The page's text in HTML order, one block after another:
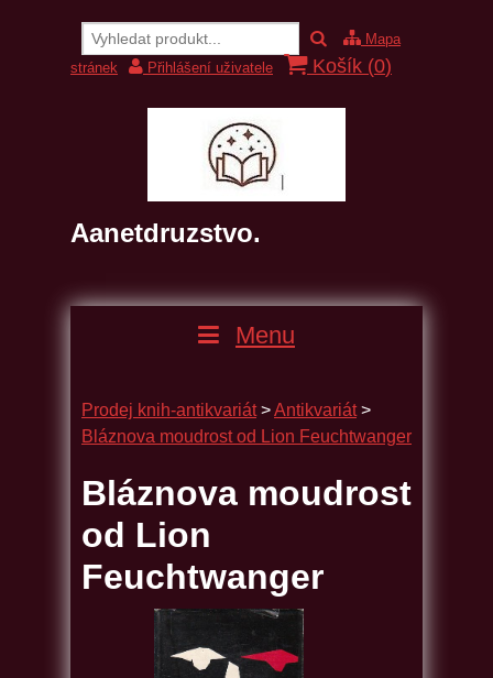
Mapa
stránek
Přihlášení uživatele Košík (0)
Aanetdruzstvo.
Menu
Prodej knih-antikvariát >Antikvariát >
Bláznova moudrost od Lion Feuchtwanger
Bláznova moudrost
od Lion
Feuchtwanger